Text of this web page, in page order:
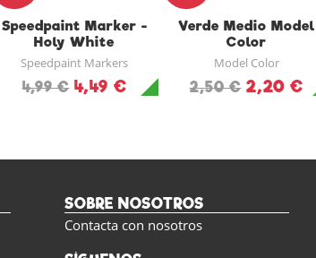
Speedpaint Marker -
Holy White
Speedpaint Markers
4,99 € 4,49 €
Verde Medio Model
Color
Model Color
2,50 € 2,20 €
SOBRE NOSOTROS
Contacta con nosotros